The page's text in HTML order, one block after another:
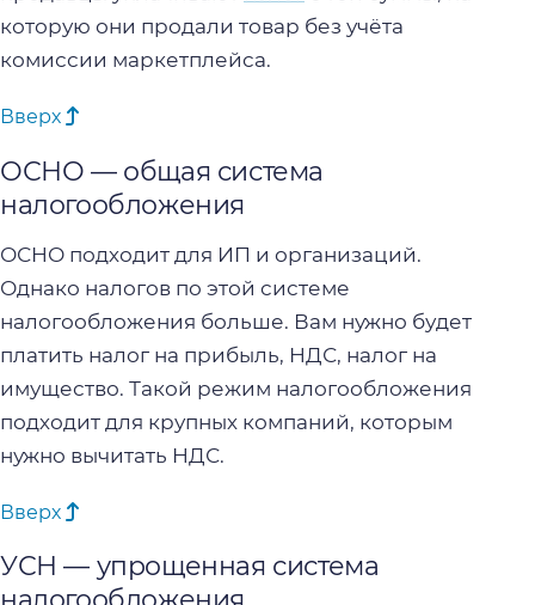
которую они продали товар без учёта
комиссии маркетплейса.
Вверх
ОСНО — общая система
налогообложения
ОСНО подходит для ИП и организаций.
Однако налогов по этой системе
налогообложения больше. Вам нужно будет
платить налог на прибыль, НДС, налог на
имущество. Такой режим налогообложения
подходит для крупных компаний, которым
нужно вычитать НДС.
Вверх
УСН — упрощенная система